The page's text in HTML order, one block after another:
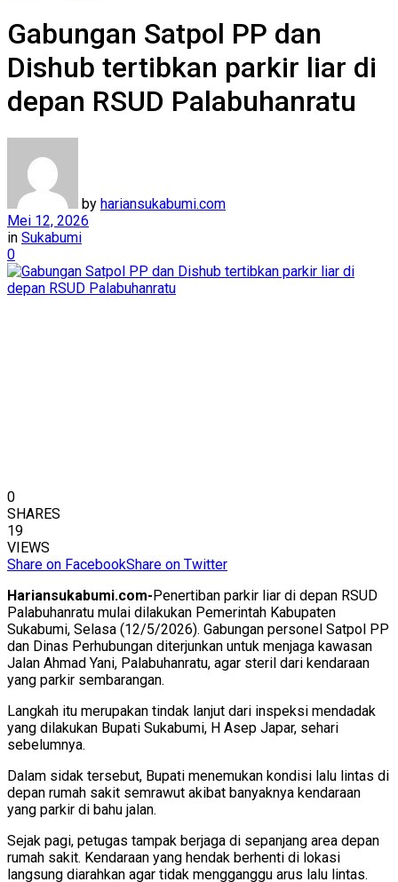
Gabungan Satpol PP dan
Dishub tertibkan parkir liar di
depan RSUD Palabuhanratu
by hariansukabumi.com
Mei 12, 2026
in Sukabumi
0
0
SHARES
19
VIEWS
Share on FacebookShare on Twitter
Hariansukabumi.com-Penertiban parkir liar di depan RSUD
Palabuhanratu mulai dilakukan Pemerintah Kabupaten
Sukabumi, Selasa (12/5/2026). Gabungan personel Satpol PP
dan Dinas Perhubungan diterjunkan untuk menjaga kawasan
Jalan Ahmad Yani, Palabuhanratu, agar steril dari kendaraan
yang parkir sembarangan.
Langkah itu merupakan tindak lanjut dari inspeksi mendadak
yang dilakukan Bupati Sukabumi, H Asep Japar, sehari
sebelumnya.
Dalam sidak tersebut, Bupati menemukan kondisi lalu lintas di
depan rumah sakit semrawut akibat banyaknya kendaraan
yang parkir di bahu jalan.
Sejak pagi, petugas tampak berjaga di sepanjang area depan
rumah sakit. Kendaraan yang hendak berhenti di lokasi
langsung diarahkan agar tidak mengganggu arus lalu lintas.